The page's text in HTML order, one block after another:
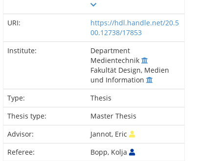
URI:
https://hdl.handle.net/20.5
00.12738/17853
Institute:
Department
Medientechnik
Fakultät Design, Medien
und Information
Type:
Thesis
Thesis type:
Master Thesis
Advisor:
Jannot, Eric
Referee:
Bopp, Kolja